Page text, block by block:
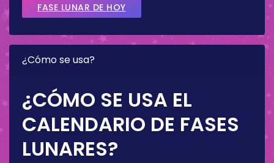
FASE LUNAR DE HOY
¿Cómo se usa?
¿CÓMO SE USA EL
CALENDARIO DE FASES
LUNARES?